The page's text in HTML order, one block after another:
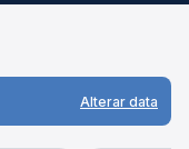
Alterar data